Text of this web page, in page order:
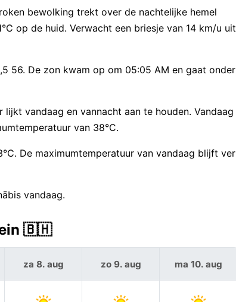
bewolking trekt over de nachtelijke hemel
op de huid. Verwacht een briesje van 14 km/u uit
56. De zon kwam op om 05:05 AM en gaat onder
vandaag en vannacht aan te houden. Vandaag
van 38°C.
De maximumtemperatuur van vandaag blijft ver
vandaag.
🇧🇭
za 8. aug zo 9. aug ma 10. aug